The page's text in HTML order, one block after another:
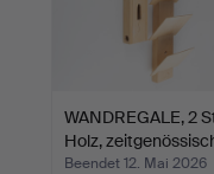
WANDREGALE, 2
Holz,
Beendet 12. Mai 2026